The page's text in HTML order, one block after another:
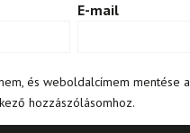
E-mail
és weboldalcímem mentése a
hozzászólásomhoz.